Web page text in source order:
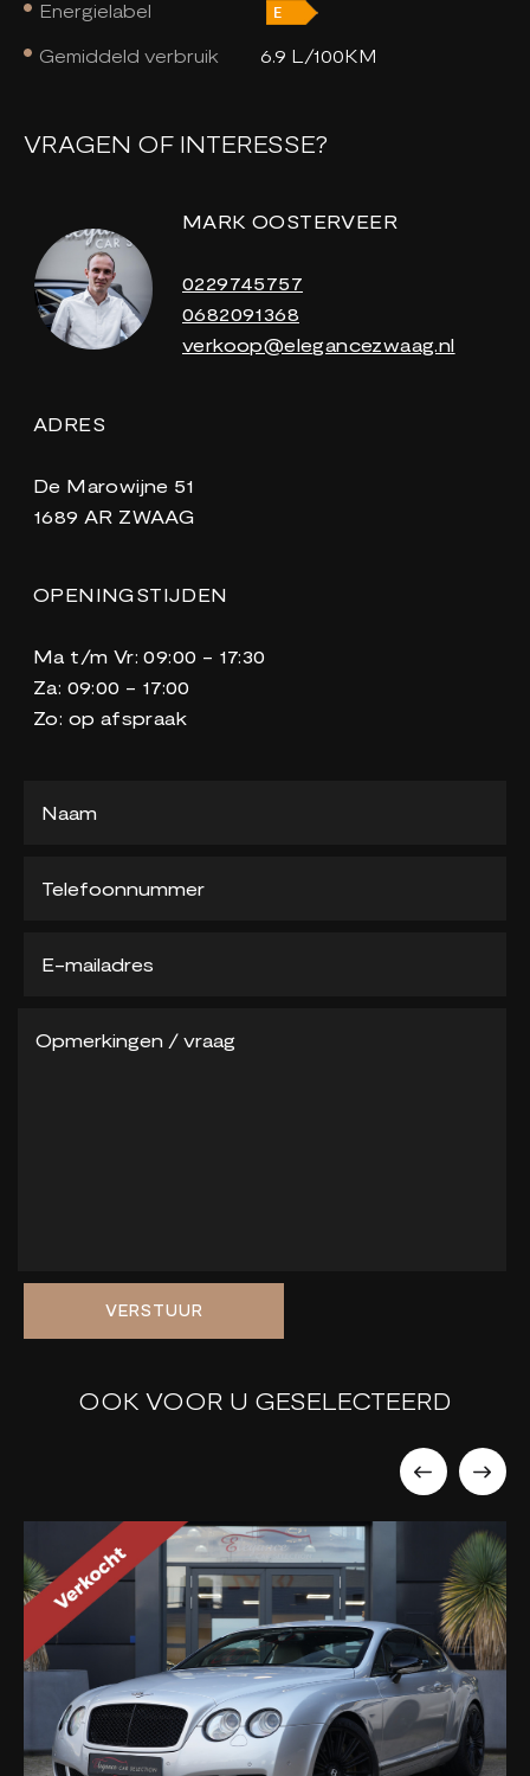
Energielabel
Gemiddeld verbruik
6.9 L/100KM
VRAGEN OF INTERESSE?
MARK OOSTERVEER
0229745757
0682091368
verkoop@elegancezwaag.nl
ADRES
De Marowijne 51
1689 AR ZWAAG
OPENINGSTIJDEN
Ma t/m Vr: 09:00 - 17:30
Za: 09:00 - 17:00
Zo: op afspraak
VERSTUUR
OOK VOOR U GESELECTEERD